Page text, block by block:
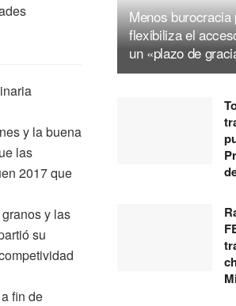
y la buena
las
2017 que
y las
su
fin de
Menos
flexibiliza el
un «plazo de